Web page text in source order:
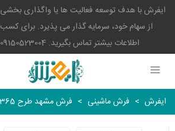
ایفرش با هدف توسعه فعالیت ها یا واگذاری بخشی
از سهام خود، سرمایه گذار می پذیرد. برای کسب
اطلاعات بیشتر تماس بگیرید. 09150523004
ایفرش > فرش ماشینی > فرش مشهد طرح 872365 سورمه ای